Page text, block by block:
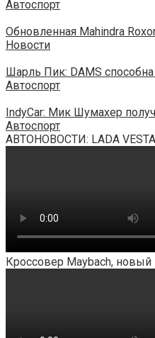
Автоспорт
Обновленная Mahindra
Новости
Шарль Пик: DAMS
Автоспорт
IndyCar: Мик Шумахер
Автоспорт
АВТОНОВОСТИ: LADA VESTA
Кроссовер Maybach, новый